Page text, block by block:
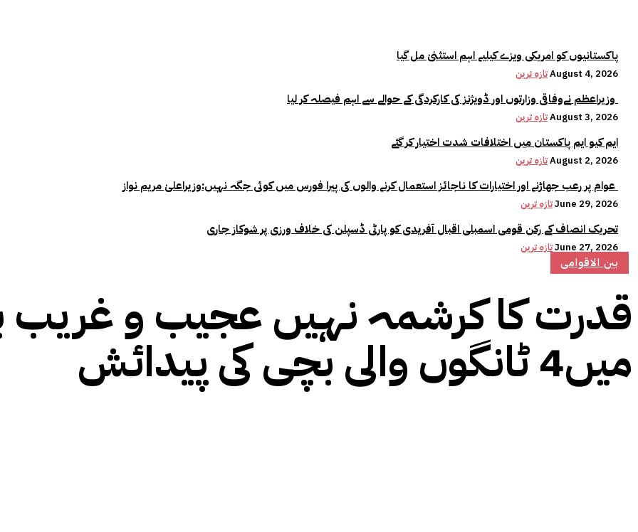
پاکستانیوں کو امریکی ویزے کیلیے اہم استثنیٰ مل گیا
تازہ ترینAugust 4, 2026
تازہ ترینAugust 3, 2026
ایم کیو ایم پاکستان میں اختلافات شدت اختیار کر گئے
تازہ ترینAugust 2, 2026
تازہ ترینJune 29, 2026
تحریک انصاف کے رکن قومی اسمبلی اقبال آفریدی کو پارٹی ڈسپلن کی خلاف ورزی پر شوکاز جاری
تازہ ترینJune 27, 2026
بین الاقوامی
قدرت کا کرشمہ نہیں عجیب و غریب
میں4 ٹانگوں والی بچی کی پیدائش